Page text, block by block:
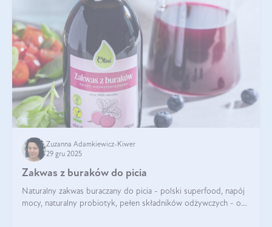
Zuzanna Adamkiewicz-Kiwer
29 gru 2025
Zakwas z buraków do picia
Naturalny zakwas buraczany do picia - polski superfood, napój
mocy, naturalny probiotyk, pełen składników odżywczych - o